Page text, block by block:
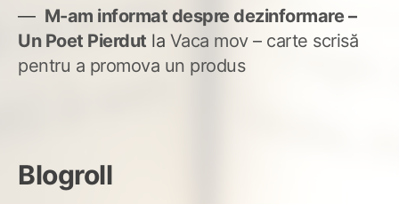
M-am informat despre dezinformare –
Un Poet Pierdut la Vaca mov – carte scrisă
pentru a promova un produs
Blogroll